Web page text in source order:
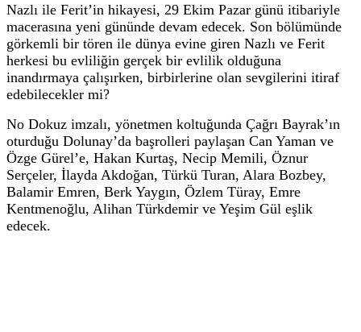
Nazlı ile Ferit’in hikayesi, 29 Ekim Pazar günü itibariyle
macerasına yeni gününde devam edecek. Son bölümünde
görkemli bir tören ile dünya evine giren Nazlı ve Ferit
herkesi bu evliliğin gerçek bir evlilik olduğuna
inandırmaya çalışırken, birbirlerine olan sevgilerini itiraf
edebilecekler mi?
No Dokuz imzalı, yönetmen koltuğunda Çağrı Bayrak’ın
oturduğu Dolunay’da başrolleri paylaşan Can Yaman ve
Özge Gürel’e, Hakan Kurtaş, Necip Memili, Öznur
Serçeler, İlayda Akdoğan, Türkü Turan, Alara Bozbey,
Balamir Emren, Berk Yaygın, Özlem Türay, Emre
Kentmenoğlu, Alihan Türkdemir ve Yeşim Gül eşlik
edecek.